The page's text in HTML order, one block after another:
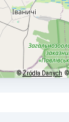
©Źródła Danych ©